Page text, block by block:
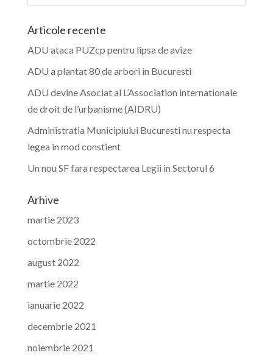
Articole recente
ADU ataca PUZcp pentru lipsa de avize
ADU a plantat 80 de arbori in Bucuresti
ADU devine Asociat al L’Association internationale
de droit de l’urbanisme (AIDRU)
Administratia Municipiului Bucuresti nu respecta
legea in mod constient
Un nou SF fara respectarea Legii in Sectorul 6
Arhive
martie 2023
octombrie 2022
august 2022
martie 2022
ianuarie 2022
decembrie 2021
noiembrie 2021